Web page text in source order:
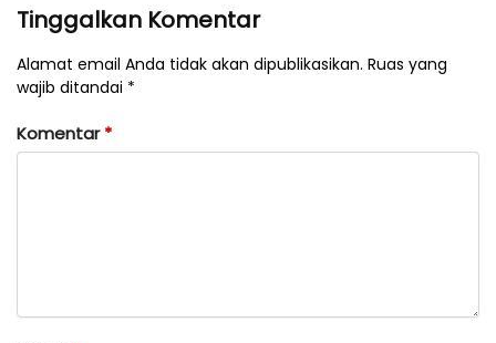
Tinggalkan Komentar
Alamat email Anda tidak akan dipublikasikan. Ruas yang
wajib ditandai *
Komentar*